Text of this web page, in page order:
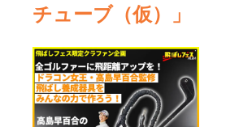
チューブ（仮）」